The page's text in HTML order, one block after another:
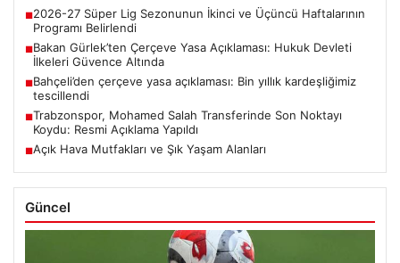
■2026-27 Süper Lig Sezonunun İkinci ve Üçüncü Haftalarının
Programı Belirlendi
■Bakan Gürlek’ten Çerçeve Yasa Açıklaması: Hukuk Devleti
İlkeleri Güvence Altında
■Bahçeli’den çerçeve yasa açıklaması: Bin yıllık kardeşliğimiz
tescillendi
■Trabzonspor, Mohamed Salah Transferinde Son Noktayı
Koydu: Resmi Açıklama Yapıldı
■Açık Hava Mutfakları ve Şık Yaşam Alanları
Güncel